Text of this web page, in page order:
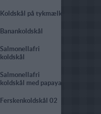
Koldskål på tykmælk
Banankoldskål
Salmonellafri
koldskål
Salmonellafri
koldskål med papaya
Ferskenkoldskål 02